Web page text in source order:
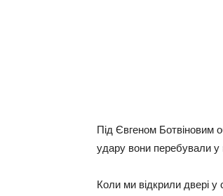
Під Євгеном Ботвіновим
удару вони перебували у
Коли ми відкрили двері у